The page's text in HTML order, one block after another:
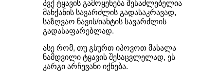
პვქ ტყავის გამოყენება შესაძლებელია
მანქანის სავარძლის გადასაკრავად,
საზღვაო ნავის/იახტის სავარძლის
გადასაფარებლად.
ასე რომ, თუ გსურთ იპოვოთ მასალა
ნამდვილი ტყავის შესაცვლელად, ეს
კარგი არჩევანი იქნება.